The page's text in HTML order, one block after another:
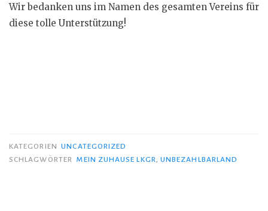
Wir bedanken uns im Namen des gesamten Vereins für
diese tolle Unterstützung!
KATEGORIEN UNCATEGORIZED
SCHLAGWÖRTER
MEIN ZUHAUSE LKGR UNBEZAHLBARLAND